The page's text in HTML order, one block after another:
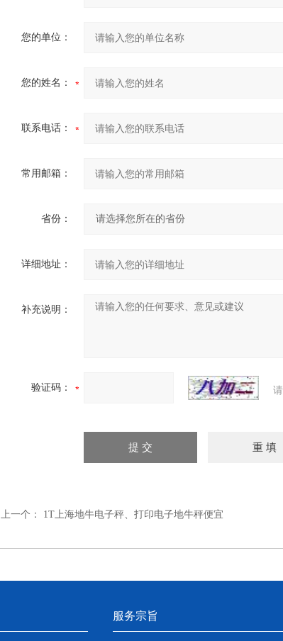
您的单位：
您的姓名：
联系电话：
常用邮箱：
省份：
详细地址：
补充说明：
验证码：
上一个： 1T上海地牛电子秤、打印电子地牛秤便宜
服务宗旨